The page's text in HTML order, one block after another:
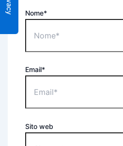
Nome*
Email*
Sito web